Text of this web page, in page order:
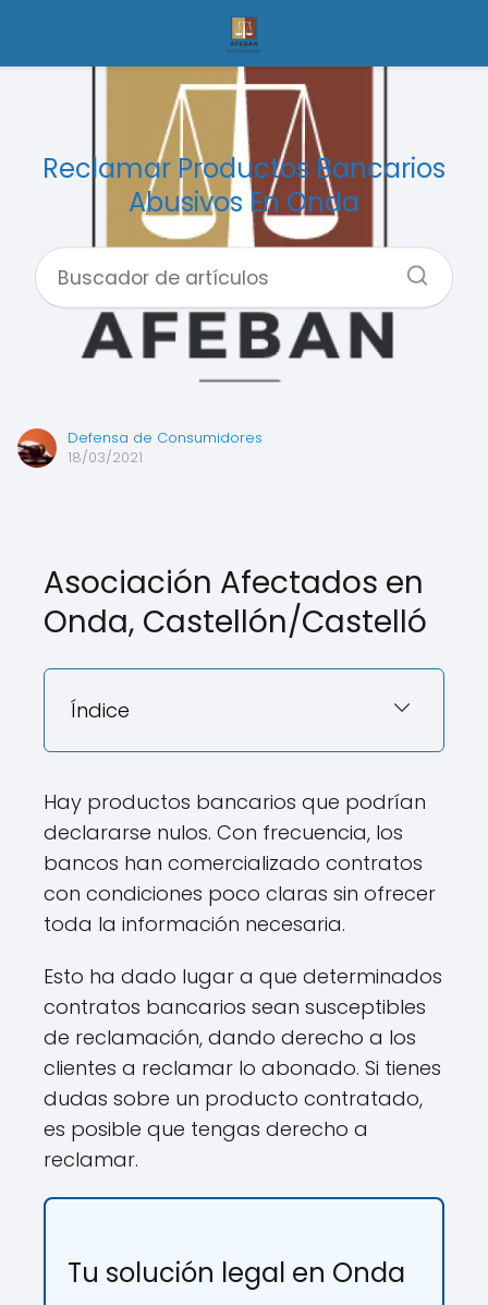
Reclamar Productos Bancarios
Abusivos En Onda
Defensa de Consumidores
18/03/2021
Asociación Afectados en
Onda, Castellón/Castelló
Índice
Hay productos bancarios que podrían
declararse nulos. Con frecuencia, los
bancos han comercializado contratos
con condiciones poco claras sin ofrecer
toda la información necesaria.
Esto ha dado lugar a que determinados
contratos bancarios sean susceptibles
de reclamación, dando derecho a los
clientes a reclamar lo abonado. Si tienes
dudas sobre un producto contratado,
es posible que tengas derecho a
reclamar.
Tu solución legal en Onda